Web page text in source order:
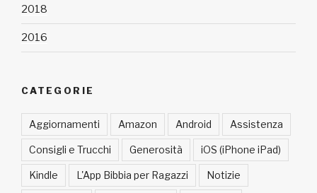
2018
2016
CATEGORIE
Aggiornamenti Amazon Android Assistenza
Consigli e Trucchi Generosità iOS (iPhone iPad)
Kindle L'App Bibbia per Ragazzi Notizie